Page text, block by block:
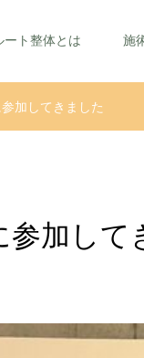
ート整体とは 施
加してきました
加して